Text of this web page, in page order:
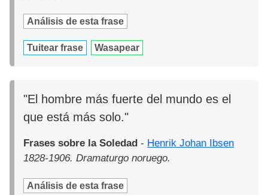
Análisis de esta frase
Tuitear frase Wasapear
"El hombre más fuerte del mundo es el
que está más solo."
Frases sobre la Soledad - Henrik Johan Ibsen
1828-1906. Dramaturgo noruego.
Análisis de esta frase